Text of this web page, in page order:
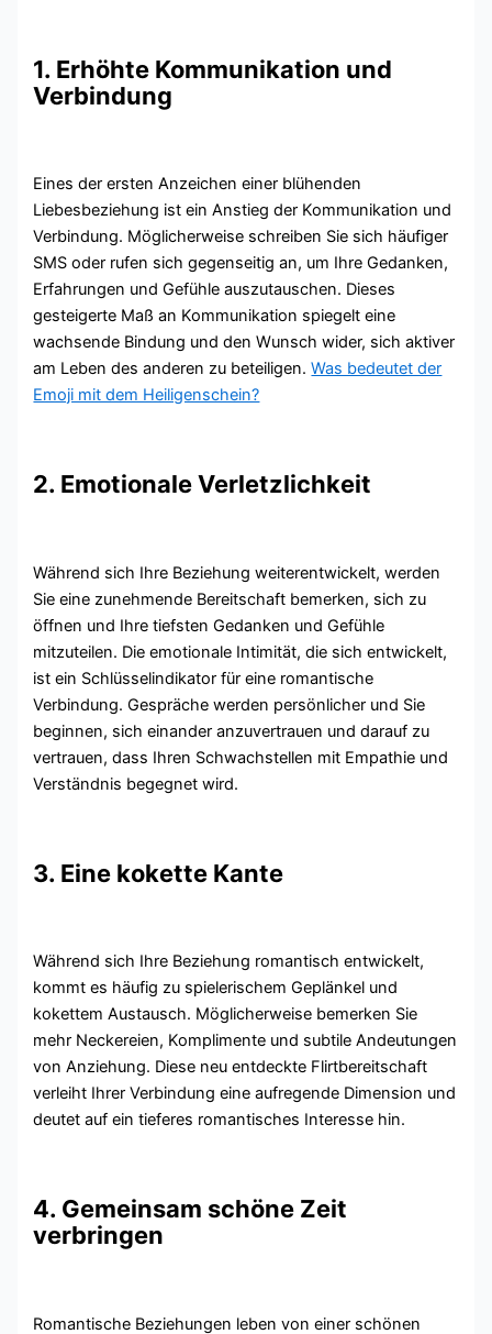
1. Erhöhte Kommunikation und
Verbindung
Eines der ersten Anzeichen einer blühenden
Liebesbeziehung ist ein Anstieg der Kommunikation und
Verbindung. Möglicherweise schreiben Sie sich häufiger
SMS oder rufen sich gegenseitig an, um Ihre Gedanken,
Erfahrungen und Gefühle auszutauschen. Dieses
gesteigerte Maß an Kommunikation spiegelt eine
wachsende Bindung und den Wunsch wider, sich aktiver
am Leben des anderen zu beteiligen.Was bedeutet der
Emoji mit dem Heiligenschein?
2. Emotionale Verletzlichkeit
Während sich Ihre Beziehung weiterentwickelt, werden
Sie eine zunehmende Bereitschaft bemerken, sich zu
öffnen und Ihre tiefsten Gedanken und Gefühle
mitzuteilen. Die emotionale Intimität, die sich entwickelt,
ist ein Schlüsselindikator für eine romantische
Verbindung. Gespräche werden persönlicher und Sie
beginnen, sich einander anzuvertrauen und darauf zu
vertrauen, dass Ihren Schwachstellen mit Empathie und
Verständnis begegnet wird.
3. Eine kokette Kante
Während sich Ihre Beziehung romantisch entwickelt,
kommt es häufig zu spielerischem Geplänkel und
kokettem Austausch. Möglicherweise bemerken Sie
mehr Neckereien, Komplimente und subtile Andeutungen
von Anziehung. Diese neu entdeckte Flirtbereitschaft
verleiht Ihrer Verbindung eine aufregende Dimension und
deutet auf ein tieferes romantisches Interesse hin.
4. Gemeinsam schöne Zeit
verbringen
Romantische Beziehungen leben von einer schönen